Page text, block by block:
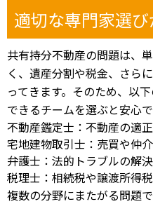
適切な専門家選
共有持分不動産の問題は、
く、遺産分割や税金、さら
ってきます。そのため、以
できるチームを選ぶと安心で
不動産鑑定士：不動産の適
宅地建物取引士：売買や仲
弁護士：法的トラブルの解
税理士：相続税や譲渡所得
複数の分野にまたがる問題